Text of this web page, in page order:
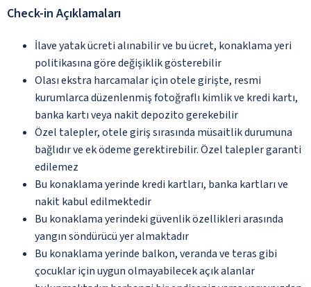
Check-in Açıklamaları
İlave yatak ücreti alınabilir ve bu ücret, konaklama yeri
politikasına göre değişiklik gösterebilir
Olası ekstra harcamalar için otele girişte, resmi
kurumlarca düzenlenmiş fotoğraflı kimlik ve kredi kartı,
banka kartı veya nakit depozito gerekebilir
Özel talepler, otele giriş sırasında müsaitlik durumuna
bağlıdır ve ek ödeme gerektirebilir. Özel talepler garanti
edilemez
Bu konaklama yerinde kredi kartları, banka kartları ve
nakit kabul edilmektedir
Bu konaklama yerindeki güvenlik özellikleri arasında
yangın söndürücü yer almaktadır
Bu konaklama yerinde balkon, veranda ve teras gibi
çocuklar için uygun olmayabilecek açık alanlar